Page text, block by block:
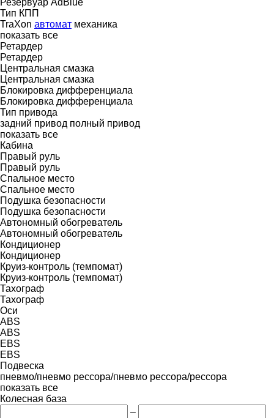
Тип КПП
TraXon автомат механика
показать все
Ретардер
Ретардер
Центральная смазка
Центральная смазка
Блокировка дифференциала
Блокировка дифференциала
Тип привода
задний привод полный привод
показать все
Кабина
Правый руль
Правый руль
Спальное место
Спальное место
Подушка безопасности
Подушка безопасности
Автономный обогреватель
Автономный обогреватель
Кондиционер
Кондиционер
Круиз-контроль (темпомат)
Круиз-контроль (темпомат)
Тахограф
Тахограф
Оси
ABS
ABS
EBS
EBS
Подвеска
пневмо/пневмо рессора/пневмо рессора/рессора
показать все
Колесная база
–